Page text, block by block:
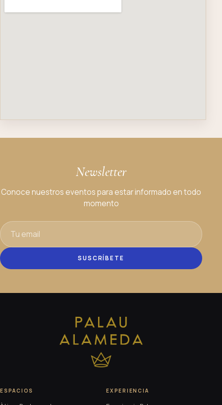
Newsletter
Conoce nuestros eventos para estar informado en todo
momento
SUSCRÍBETE
ESPACIOS EXPERIENCIA